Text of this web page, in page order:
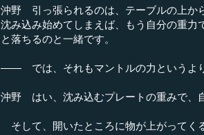
沖野 引っ張られるのは、テーブルの上か
沈み込み始めてしまえば、もう自分の重力
と落ちるのと一緒です。
―― では、それもマントルの力というよ
沖野 はい、沈み込むプレートの重みで、
そして、開いたところに物が上がってく